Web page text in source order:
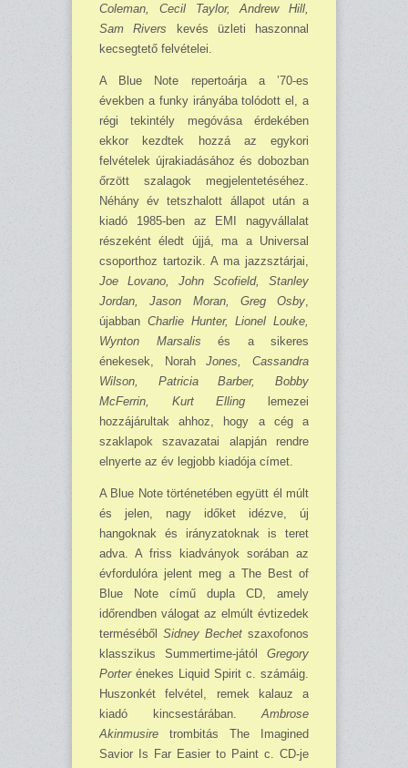
Coleman, Cecil Taylor, Andrew Hill,
Sam Rivers
kevés üzleti haszonnal
kecsegtető felvételei.
A Blue Note repertoárja a ’70-es
években a funky irányába tolódott el, a
régi tekintély megóvása érdekében
ekkor kezdtek hozzá az egykori
felvételek újrakiadásához és dobozban
őrzött szalagok megjelentetéséhez.
Néhány év tetszhalott állapot után a
kiadó 1985-ben az EMI nagyvállalat
részeként éledt újjá, ma a Universal
csoporthoz tartozik. A ma jazzsztárjai,
Joe Lovano, John Scofield, Stanley
Jordan, Jason Moran, Greg Osby,
újabban Charlie Hunter, Lionel Louke,
Wynton Marsalis és a sikeres
énekesek, NorahJones, Cassandra
Wilson, Patricia Barber, Bobby
McFerrin, Kurt Elling lemezei
hozzájárultak ahhoz, hogy a cég a
szaklapok szavazatai alapján rendre
elnyerte az év legjobb kiadója címet.
A Blue Note történetében együtt él múlt
és jelen, nagy időket idézve, új
hangoknak és irányzatoknak is teret
adva. A friss kiadványok sorában az
évfordulóra jelent meg a The Best of
Blue Note című dupla CD, amely
időrendben válogat az elmúlt évtizedek
terméséből Sidney Bechet szaxofonos
klasszikus Summertime-jától Gregory
Porterénekes Liquid Spirit c. számáig.
Huszonkét felvétel, remek kalauz a
kiadó kincsestárában.Ambrose
Akinmusire trombitás The Imagined
Savior Is Far Easier to Paint c. CD-je